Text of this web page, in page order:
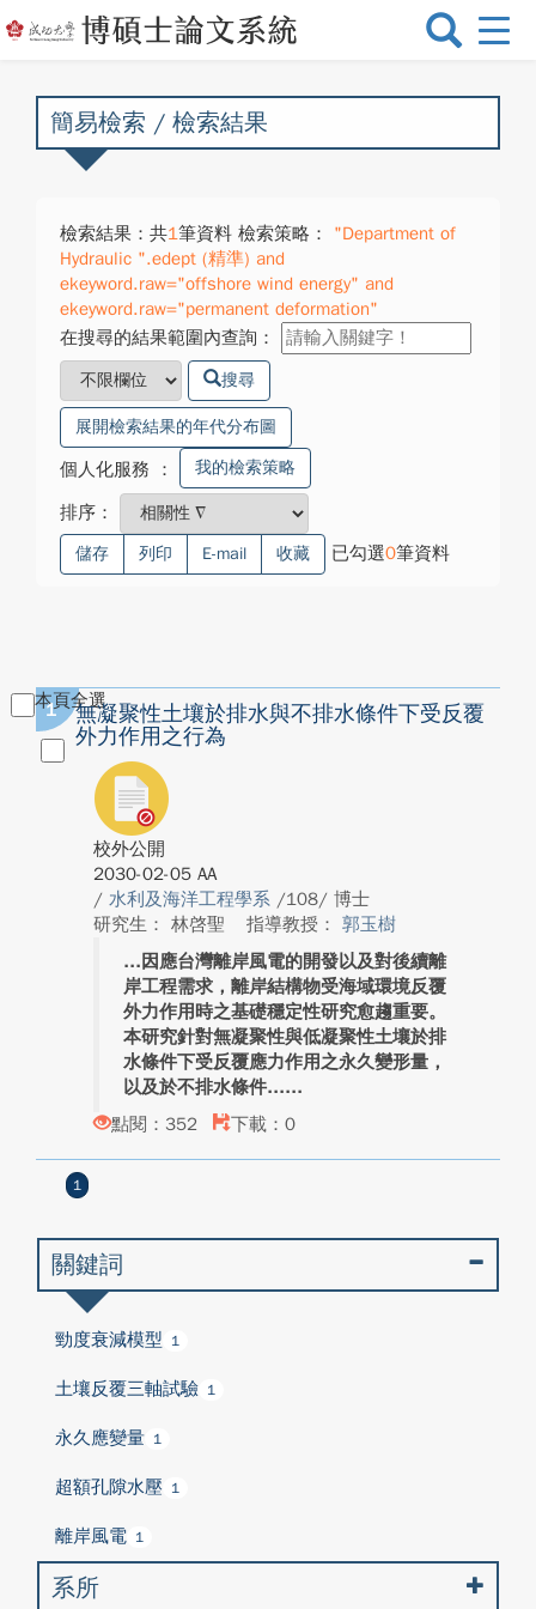
選
換
簡易檢索 / 檢索結果
檢索結果：共1筆資料 檢索策略：
"Department of
Hydraulic ".edept (精準) and
ekeyword.raw="offshore wind energy" and
ekeyword.raw="permanent deformation"
在搜尋的結果範圍內查詢：
搜尋
展開檢索結果的年代分布圖
個人化服務 ： 我的檢索策略
排序：
儲存 列印 E-mail 收藏 已勾選0筆資料
本頁全選
1
無凝聚性土壤於排水與不排水條件下受反覆
外力作用之行為
校外公開
2030-02-05 AA
/ 水利及海洋工程學系 /108/ 博士
研究生： 林啓聖
指導教授： 郭玉樹
因應台灣離岸風電的開發以及對後續離
岸工程需求，離岸結構物受海域環境反覆
外力作用時之基礎穩定性研究愈趨重要。
本研究針對無凝聚性與低凝聚性土壤於排
水條件下受反覆應力作用之永久變形量，
以及於不排水條件...
點閱：352
下載：0
1
關鍵詞
勁度衰減模型 1
土壤反覆三軸試驗 1
永久應變量 1
超額孔隙水壓 1
離岸風電 1
系所